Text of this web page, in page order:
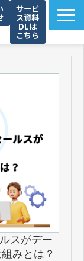
サービ
ス資料
DLは
こちら
スがデー
みとは？